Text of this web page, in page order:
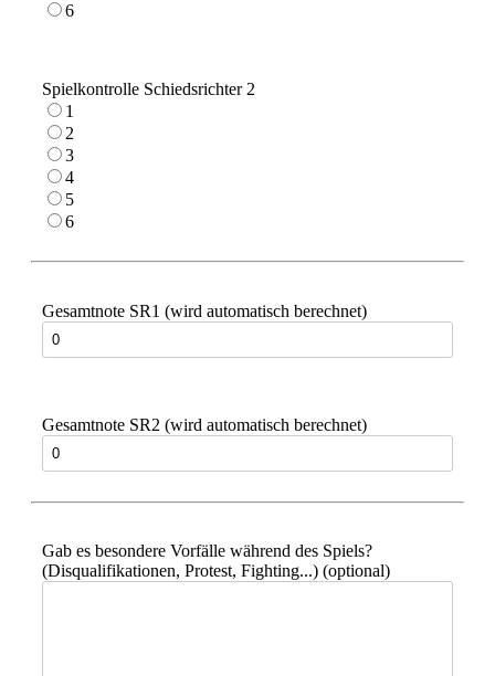
6
Spielkontrolle Schiedsrichter 2
1
2
3
4
5
6
Gesamtnote SR1 (wird automatisch berechnet)
Gesamtnote SR2 (wird automatisch berechnet)
Gab es besondere Vorfälle während des Spiels?
(Disqualifikationen, Protest, Fighting...) (optional)